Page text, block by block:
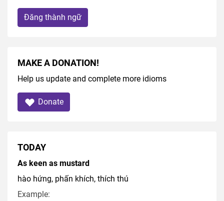
Đăng thành ngữ
MAKE A DONATION!
Help us update and complete more idioms
Donate
TODAY
As keen as mustard
hào hứng, phấn khích, thích thú
Example: